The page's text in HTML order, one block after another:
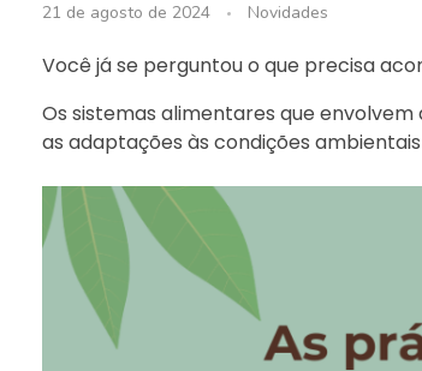
21 de agosto de 2024 Novidades
Você já se perguntou o que precisa
Os sistemas alimentares que
as adaptações às condições